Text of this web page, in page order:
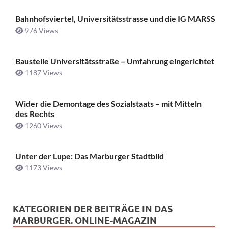
Bahnhofsviertel, Universitätsstrasse und die IG MARSS
976 Views
Baustelle Universitätsstraße ­– Umfahrung eingerichtet
1187 Views
Wider die Demontage des Sozialstaats – mit Mitteln
des Rechts
1260 Views
Unter der Lupe: Das Marburger Stadtbild
1173 Views
KATEGORIEN DER BEITRÄGE IN DAS
MARBURGER. ONLINE-MAGAZIN